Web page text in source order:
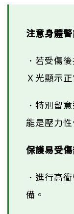
注意身體警
．若受傷
Ｘ光顯示
．特別留
能是壓力
保護易受傷
．進行高
備。